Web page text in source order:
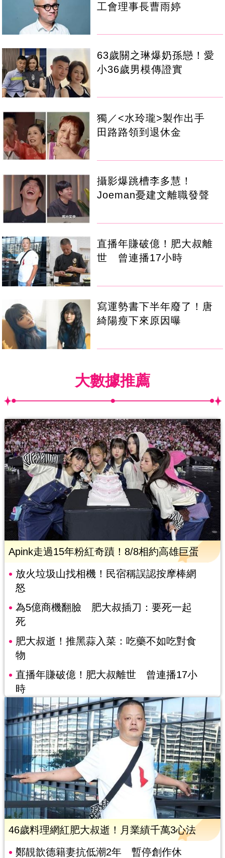
工會理事長曹雨婷
63歲關之琳爆奶孫戀！愛
小36歲男模傳證實
獨／<水玲瓏>製作出手
田路路領到退休金
攝影爆跳槽李多慧！
Joeman憂建文離職發聲
直播年賺破億！肥大叔離
世 曾連播17小時
寫運勢書下半年廢了！唐
綺陽瘦下來原因曝
大數據推薦
Apink走過15年粉紅奇蹟！8/8相約高雄巨蛋
放火垃圾山找相機！民宿稱誤認按摩棒網
怒
為5億商機翻臉 肥大叔插刀：要死一起
死
肥大叔逝！推黑蒜入菜：吃藥不如吃對食
物
直播年賺破億！肥大叔離世 曾連播17小
時
46歲料理網紅肥大叔逝！月業績千萬3心法
鄭靚歆德籍妻抗低潮2年 暫停創作休